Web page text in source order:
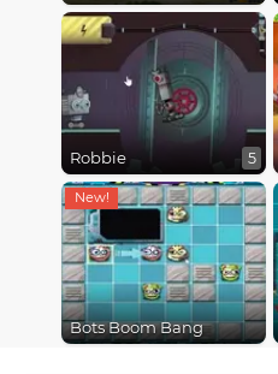
Robbie 5
Bots Boom Bang